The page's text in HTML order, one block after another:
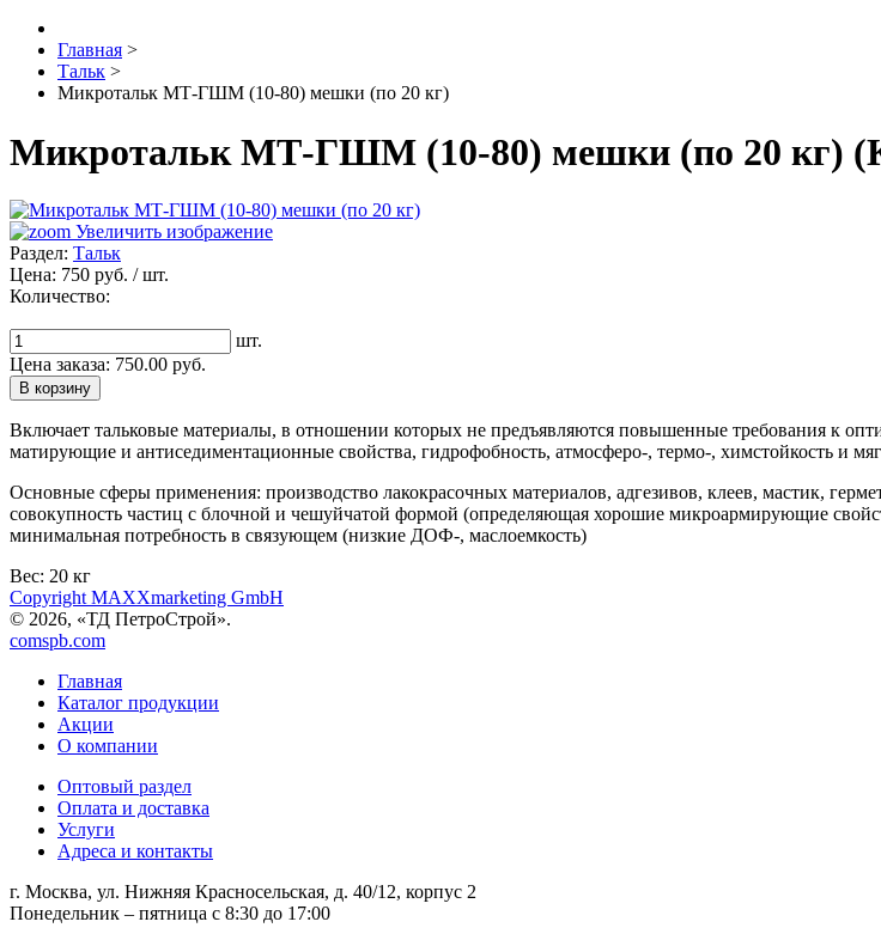
Главная >
Тальк >
Микротальк МТ-ГШМ (10-80) мешки (по 20 кг)
Микротальк МТ-ГШМ (10-80) мешки (по 20 кг)
Увеличить изображение
Раздел: Тальк
Цена: 750 руб. / шт.
Количество:
шт.
Цена заказа: 750.00 руб.
Включает тальковые материалы, в отношении которых не предъявляются повышенные требования к
матирующие и антиседиментационные свойства, гидрофобность, атмосферо-, термо-, химстойкость и
Основные сферы применения: производство лакокрасочных материалов, адгезивов, клеев, мастик,
совокупность частиц с блочной и чешуйчатой формой (определяющая хорошие микроармирующие
минимальная потребность в связующем (низкие ДОФ-, маслоемкость)
Вес: 20 кг
Copyright MAXXmarketing GmbH
© 2026, «ТД ПетроСтрой».
comspb.com
Главная
Каталог продукции
Акции
О компании
Оптовый раздел
Оплата и доставка
Услуги
Адреса и контакты
г. Москва, ул. Нижняя Красносельская, д. 40/12, корпус 2
Понедельник – пятница с 8:30 до 17:00